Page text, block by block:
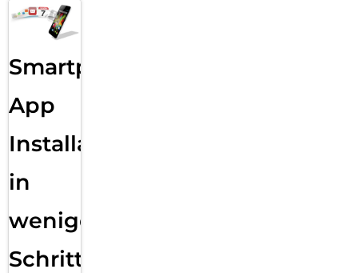
Smartphone
App
Installation
in
wenigen
Schritten